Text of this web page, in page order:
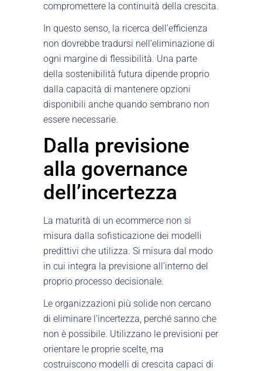
compromettere la continuità della crescita.
In questo senso, la ricerca dell’efficienza
non dovrebbe tradursi nell’eliminazione di
ogni margine di flessibilità. Una parte
della sostenibilità futura dipende proprio
dalla capacità di mantenere opzioni
disponibili anche quando sembrano non
essere necessarie.
Dalla previsione
alla governance
dell’incertezza
La maturità di un ecommerce non si
misura dalla sofisticazione dei modelli
predittivi che utilizza. Si misura dal modo
in cui integra la previsione all’interno del
proprio processo decisionale.
Le organizzazioni più solide non cercano
di eliminare l’incertezza, perché sanno che
non è possibile. Utilizzano le previsioni per
orientare le proprie scelte, ma
costruiscono modelli di crescita capaci di